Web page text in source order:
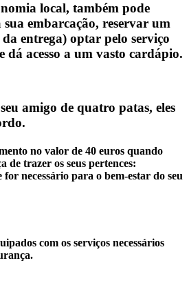
local, também pode
embarcação, reservar um
entrega) optar pelo serviço
dá acesso a um vasto cardápio.
amigo de quatro patas, eles
no valor de 40 euros quando
de trazer os seus pertences:
necessário para o bem-estar do seu
com os serviços necessários